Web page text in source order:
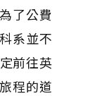
了公費
系並不
前往英
程的道